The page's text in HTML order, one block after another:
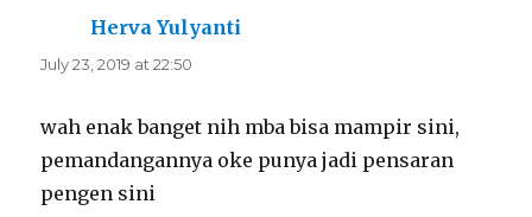
Herva Yulyanti
July 23, 2019 at 22:50
wah enak banget nih mba bisa mampir sini,
pemandangannya oke punya jadi pensaran
pengen sini